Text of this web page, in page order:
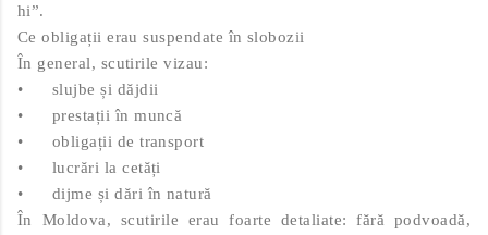
hi”.
Ce obligații erau suspendate în slobozii
În general, scutirile vizau:
•
slujbe și dăjdii
•
prestații în muncă
•
obligații de transport
•
lucrări la cetăți
•
dijme și dări în natură
În Moldova, scutirile erau foarte detaliate: fără podvoadă,